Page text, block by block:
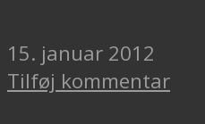
15. januar 2012
Tilføj kommentar